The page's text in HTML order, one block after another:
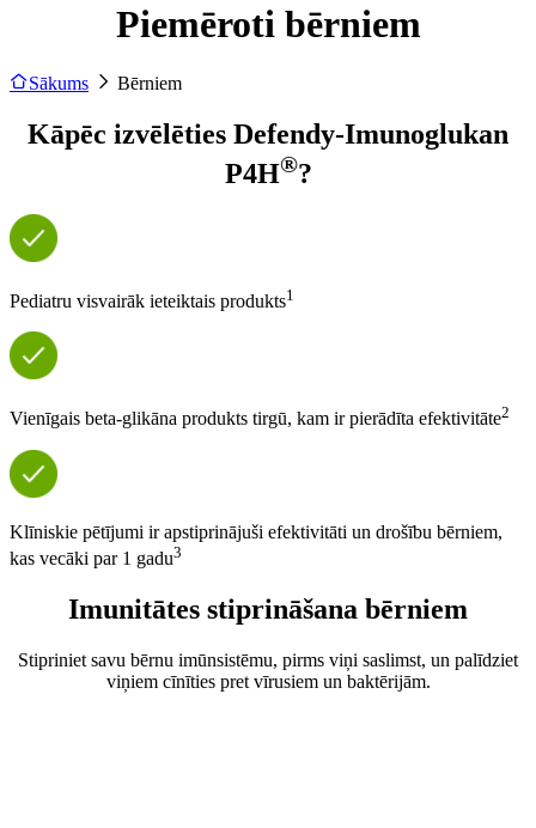
Piemēroti bērniem
Sākums Bērniem
Kāpēc izvēlēties Defendy-Imunoglukan
P4H®?
Pediatru visvairāk ieteiktais produkts1
Vienīgais beta-glikāna produkts tirgū, kam ir pierādīta efektivitāte2
Klīniskie pētījumi ir apstiprinājuši efektivitāti un drošību bērniem,
kas vecāki par 1 gadu3
Imunitātes stiprināšana bērniem
Stipriniet savu bērnu imūnsistēmu, pirms viņi saslimst, un palīdziet
viņiem cīnīties pret vīrusiem un baktērijām.